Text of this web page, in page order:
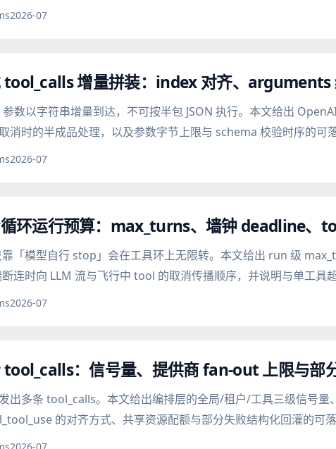
2026-07
增量拼装：index 对齐、arguments
数以字符串增量到达，不可按半包 JSON 执行。本文给出
消时的半成品处理，以及参数字节上限与 schema 校验时序的可落
2026-07
环运行预算：max_turns、墙钟 deadline、
「模型自行 stop」会在工具环上无限转。本文给出 run 级
连时向 LLM 流与飞行中 tool 的取消传播顺序，并说明与单工具
2026-07
：信号量、提供商 fan-out 上限与部
出多条 tool_calls。本文给出编排层的全局/租户/工具三级信号
的对齐方式、共享资源配额与部分失败结构化回灌的可